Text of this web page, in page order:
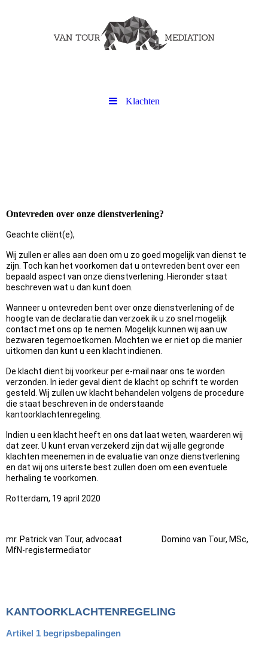
Klachten
Ontevreden over onze dienstverlening?
Geachte cliënt(e),
Wij zullen er alles aan doen om u zo goed mogelijk van dienst te
zijn. Toch kan het voorkomen dat u ontevreden bent over een
bepaald aspect van onze dienstverlening. Hieronder staat
beschreven wat u dan kunt doen.
Wanneer u ontevreden bent over onze dienstverlening of de
hoogte van de declaratie dan verzoek ik u zo snel mogelijk
contact met ons op te nemen. Mogelijk kunnen wij aan uw
bezwaren tegemoetkomen. Mochten we er niet op die manier
uitkomen dan kunt u een klacht indienen.
De klacht dient bij voorkeur per e-mail naar ons te worden
verzonden. In ieder geval dient de klacht op schrift te worden
gesteld. Wij zullen uw klacht behandelen volgens de procedure
die staat beschreven in de onderstaande
kantoorklachtenregeling.
Indien u een klacht heeft en ons dat laat weten, waarderen wij
dat zeer. U kunt ervan verzekerd zijn dat wij alle gegronde
klachten meenemen in de evaluatie van onze dienstverlening
en dat wij ons uiterste best zullen doen om een eventuele
herhaling te voorkomen.
Rotterdam, 19 april 2020
mr. Patrick van Tour, advocaat Domino van Tour, MSc,
MfN-registermediator
KANTOORKLACHTENREGELING
Artikel 1 begripsbepalingen